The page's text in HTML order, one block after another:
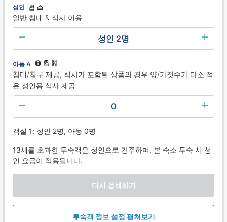
성인
일반 침대 & 식사 이용
성인 2명
아동 A
침대/침구 제공, 식사가 포함된 상품의 경우 양/가짓수가 다소 적
은 성인용 식사 제공
0
객실 1: 성인 2명, 아동 0명
13세를 초과한 투숙객은 성인으로 간주하며, 본 숙소 투숙 시 성
인 요금이 적용됩니다.
다시 검색하기
투숙객 정보 설정 펼쳐보기